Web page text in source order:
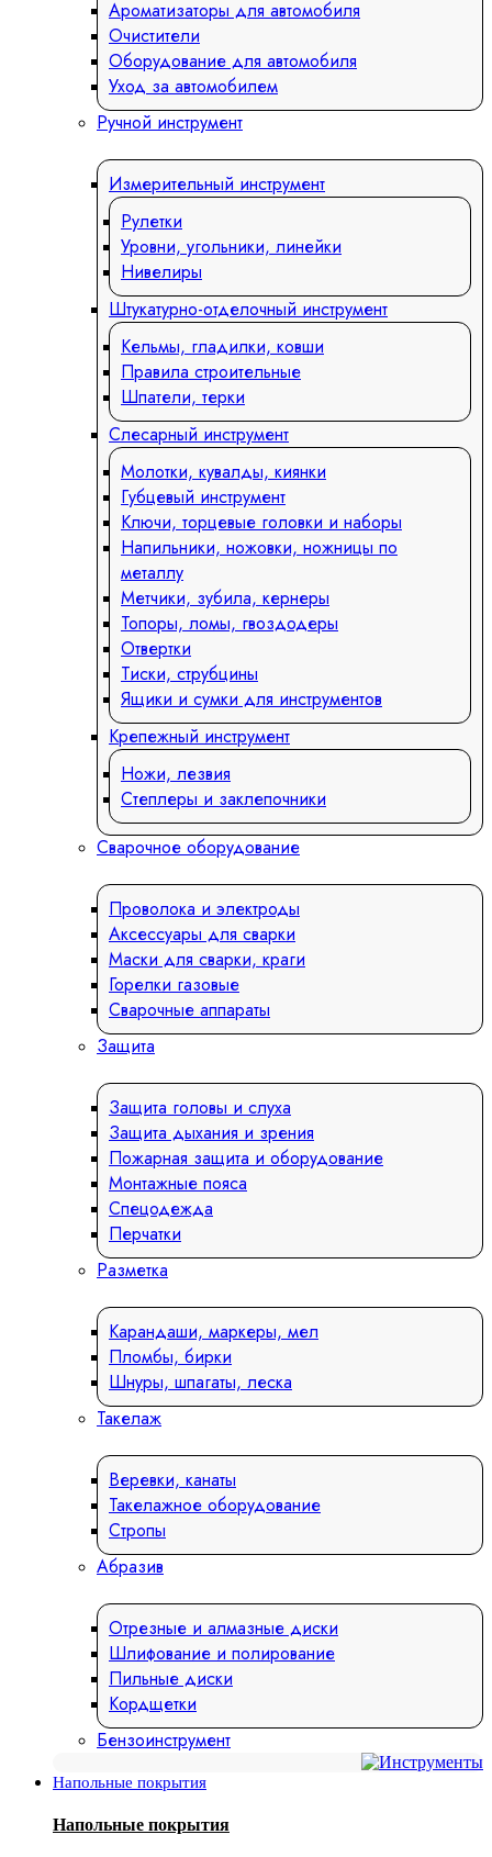
Ароматизаторы для автомобиля
Очистители
Оборудование для автомобиля
Уход за автомобилем
Ручной инструмент
Измерительный инструмент
Рулетки
Уровни, угольники, линейки
Нивелиры
Штукатурно-отделочный инструмент
Кельмы, гладилки, ковши
Правила строительные
Шпатели, терки
Слесарный инструмент
Молотки, кувалды, киянки
Губцевый инструмент
Ключи, торцевые головки и наборы
Напильники, ножовки, ножницы по
металлу
Метчики, зубила, кернеры
Топоры, ломы, гвоздодеры
Отвертки
Тиски, струбцины
Ящики и сумки для инструментов
Крепежный инструмент
Ножи, лезвия
Степлеры и заклепочники
Сварочное оборудование
Проволока и электроды
Аксессуары для сварки
Маски для сварки, краги
Горелки газовые
Сварочные аппараты
Защита
Защита головы и слуха
Защита дыхания и зрения
Пожарная защита и оборудование
Монтажные пояса
Спецодежда
Перчатки
Разметка
Карандаши, маркеры, мел
Пломбы, бирки
Шнуры, шпагаты, леска
Такелаж
Веревки, канаты
Такелажное оборудование
Стропы
Абразив
Отрезные и алмазные диски
Шлифование и полирование
Пильные диски
Кордщетки
Бензоинструмент
Напольные покрытия
Напольные покрытия